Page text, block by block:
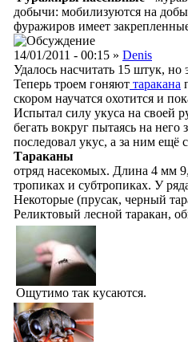
добычи: мобилизуются на
фуражиров имеет
14/01/2011 - 00:15 » Denis
Удалось насчитать 15 штук, но
Теперь троем гоняют таракана
скором научатся охотится и
Испытал силу укуса на своей
бегать вокруг пытаясь на него
последовал укус, а за ним ещё
Тараканы
отряд насекомых. Длина 4 мм
тропиках и субтропиках. У
Некоторые (прусак, черный
Реликтовый лесной таракан,
Ощутимо так кусаются.